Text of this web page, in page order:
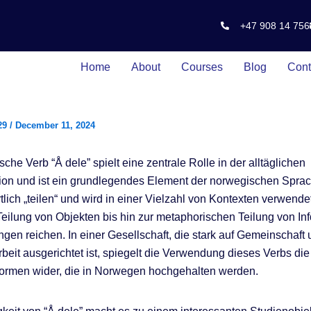
+47 908 14 756
Home About Courses Blog
/ December 11, 2024
Verb “Å dele” spielt eine zentrale Rolle in der alltäglichen
und ist ein grundlegendes Element der norwegischen
„teilen“ und wird in einer Vielzahl von Kontexten
von Objekten bis hin zur metaphorischen Teilung von
reichen. In einer Gesellschaft, die stark auf Gemeinschaft
ausgerichtet ist, spiegelt die Verwendung dieses Verbs
wider, die in Norwegen hochgehalten werden.